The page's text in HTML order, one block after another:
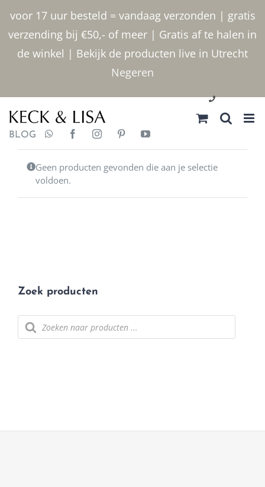
voor 17 uur besteld = vandaag verzonden | gratis
verzending bij €50,- of meer | Gratis af te halen in
de winkel | Bekijk de producten live in Utrecht
Negeren
inhoud
030 2400000
BLOG
Geen producten gevonden die aan je selectie
voldoen.
Zoek producten
Producten
zoeken